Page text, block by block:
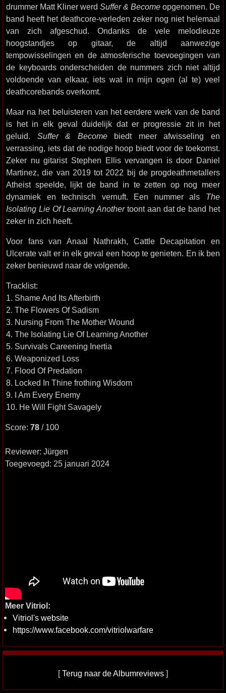
drummer Matt Kliner werd Suffer & Become opgenomen. De
band heeft het deathcore-verleden zeker nog niet helemaal
van zich afgeschud. Ondanks de vele melodieuze
hoogstandjes op gitaar, de altijd aanwezige
tempowisselingen en de atmosferische toevoegingen van
de keyboards onderscheiden de nummers zich niet altijd
voldoende van elkaar, iets wat in mijn ogen (al te) veel
deathcorebands overkomt.
Maar na het beluisteren van het eerdere werk van de band
is het in elk geval duidelijk dat er progressie zit in het
geluid. Suffer & Becomebiedt meer afwisseling en
verrassing, iets dat de nodige hoop biedt voor de toekomst.
Zeker nu gitarist Stephen Ellis vervangen is door Daniel
Martinez, die van 2019 tot 2022 bij de progdeathmetallers
Atheist speelde, lijkt de band in te zetten op nog meer
dynamiek en technisch vernuft. Een nummer als The
Isolating Lie Of Learning Anothertoont aan dat de band het
zeker in zich heeft.
Voor fans van Anaal Nathrakh, Cattle Decapitation en
Ulcerate valt er in elk geval een hoop te genieten. En ik ben
zeker benieuwd naar de volgende.
Tracklist:
1. Shame And Its Afterbirth
2. The Flowers Of Sadism
3. Nursing From The Mother Wound
4. The Isolating Lie Of Learning Another
5. Survivals Careening Inertia
6. Weaponized Loss
7. Flood Of Predation
8. Locked In Thine frothing Wisdom
9. I Am Every Enemy
10. He Will Fight Savagely
Score: 78 / 100
Reviewer: Jürgen
Toegevoegd: 25 januari 2024
Meer Vitriol:
Vitriol's website
https://www.facebook.com/vitriolwarfare
[Terug naar de Albumreviews ]